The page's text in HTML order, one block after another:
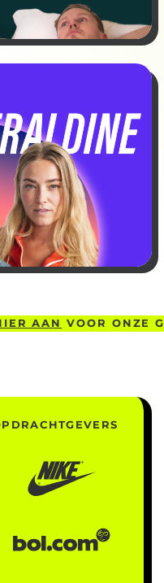
AANVOOR ONZE